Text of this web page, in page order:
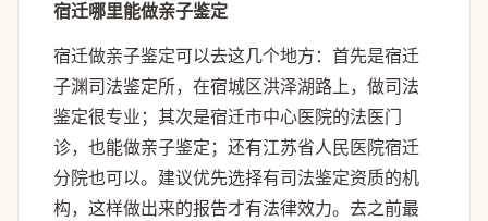
宿迁哪里能做亲子鉴定
宿迁做亲子鉴定可以去这几个地方：首先是宿迁
子渊司法鉴定所，在宿城区洪泽湖路上，做司法
鉴定很专业；其次是宿迁市中心医院的法医门
诊，也能做亲子鉴定；还有江苏省人民医院宿迁
分院也可以。建议优先选择有司法鉴定资质的机
构，这样做出来的报告才有法律效力。去之前最